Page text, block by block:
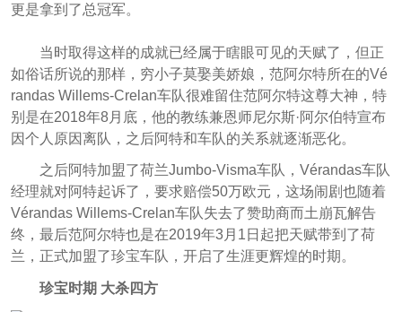
更是拿到了总冠军。
当时取得这样的成就已经属于瞎眼可见的天赋了，但正
如俗话所说的那样，穷小子莫娶美娇娘，范阿尔特所在的Vé
randas Willems-Crelan车队很难留住范阿尔特这尊大神，特
别是在2018年8月底，他的教练兼恩师尼尔斯·阿尔伯特宣布
因个人原因离队，之后阿特和车队的关系就逐渐恶化。
之后阿特加盟了荷兰Jumbo-Visma车队，Vérandas车队
经理就对阿特起诉了，要求赔偿50万欧元，这场闹剧也随着
Vérandas Willems-Crelan车队失去了赞助商而土崩瓦解告
终，最后范阿尔特也是在2019年3月1日起把天赋带到了荷
兰，正式加盟了珍宝车队，开启了生涯更辉煌的时期。
珍宝时期 大杀四方